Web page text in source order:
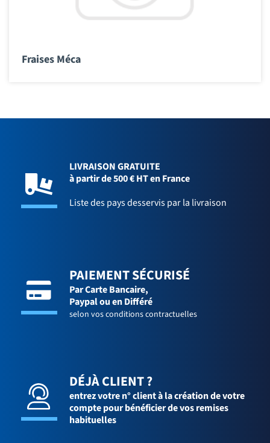
Fraises Méca
LIVRAISON GRATUITE
à partir de 500 € HT en France
Liste des pays desservis par la livraison
PAIEMENT SÉCURISÉ
Par Carte Bancaire,
Paypal ou en Différé
selon vos conditions contractuelles
DÉJÀ CLIENT ?
entrez votre n° client à la création de votre
compte pour bénéficier de vos remises
habituelles